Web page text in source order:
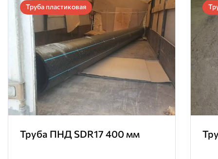
Труба пластиковая
Труба ПНД SDR17 400 мм